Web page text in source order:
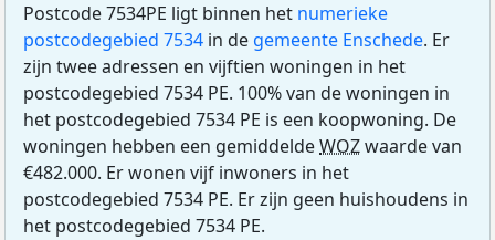
Postcode 7534PE ligt binnen het numerieke
postcodegebied 7534 in de gemeente Enschede. Er
zijn twee adressen en vijftien woningen in het
postcodegebied 7534 PE. 100% van de woningen in
het postcodegebied 7534 PE is een koopwoning. De
woningen hebben een gemiddeldeWOZwaarde van
€482.000. Er wonen vijf inwoners in het
postcodegebied 7534 PE. Er zijn geen huishoudens in
het postcodegebied 7534 PE.